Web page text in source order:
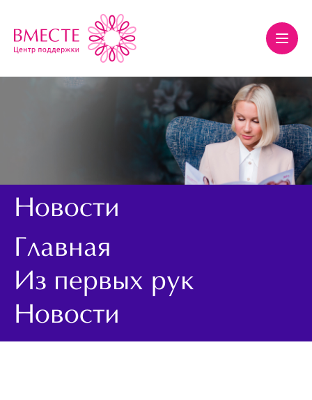
Новости
Главная
Из первых рук
Новости